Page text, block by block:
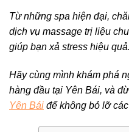
Từ những spa hiện đại,
dịch vụ massage trị liệu
giúp bạn xả stress hiệu quả.
Hãy cùng mình khám phá
hàng đầu tại Yên Bái, và
Yên Bái để không bỏ lỡ